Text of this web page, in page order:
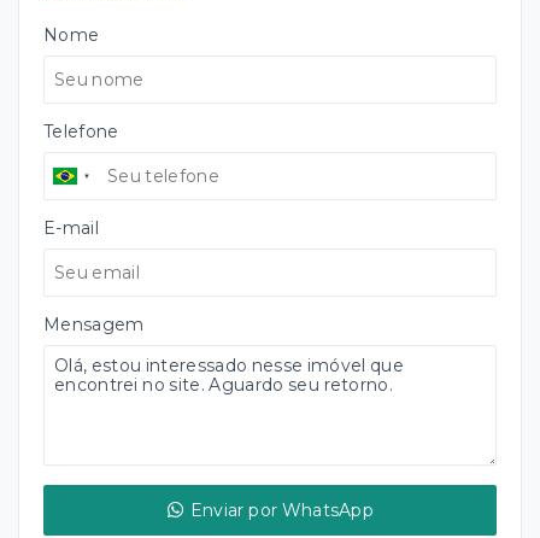
Nome
Telefone
E-mail
Mensagem
Enviar por WhatsApp